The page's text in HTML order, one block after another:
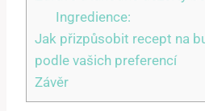
Ingredience:
Jak přizpůsobit recept na
podle vašich preferencí
Závěr